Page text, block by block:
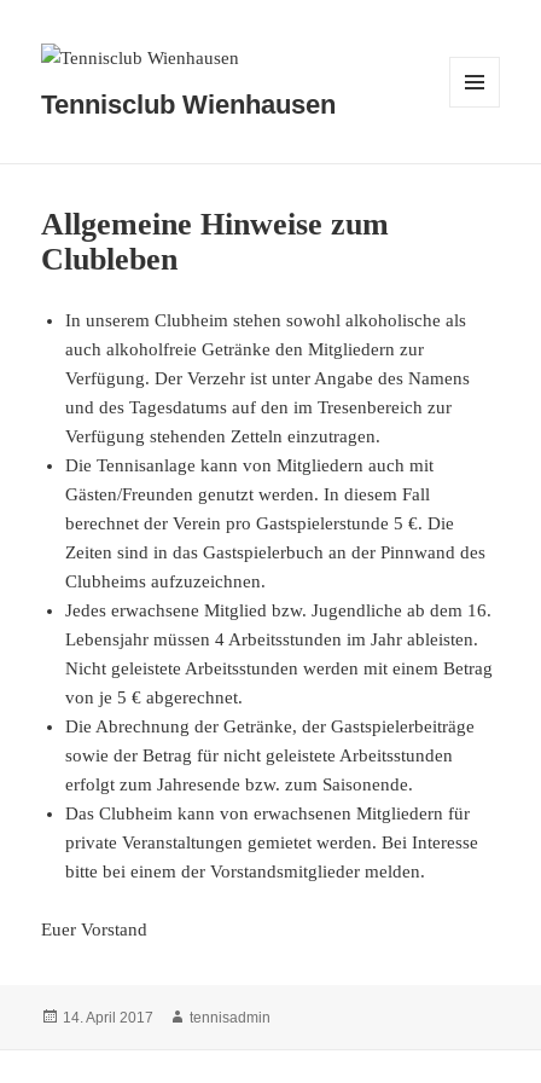
Tennisclub Wienhausen
Allgemeine Hinweise zum
Clubleben
In unserem Clubheim stehen sowohl alkoholische als
auch alkoholfreie Getränke den Mitgliedern zur
Verfügung. Der Verzehr ist unter Angabe des Namens
und des Tagesdatums auf den im Tresenbereich zur
Verfügung stehenden Zetteln einzutragen.
Die Tennisanlage kann von Mitgliedern auch mit
Gästen/Freunden genutzt werden. In diesem Fall
berechnet der Verein pro Gastspielerstunde 5 €. Die
Zeiten sind in das Gastspielerbuch an der Pinnwand des
Clubheims aufzuzeichnen.
Jedes erwachsene Mitglied bzw. Jugendliche ab dem 16.
Lebensjahr müssen 4 Arbeitsstunden im Jahr ableisten.
Nicht geleistete Arbeitsstunden werden mit einem Betrag
von je 5 € abgerechnet.
Die Abrechnung der Getränke, der Gastspielerbeiträge
sowie der Betrag für nicht geleistete Arbeitsstunden
erfolgt zum Jahresende bzw. zum Saisonende.
Das Clubheim kann von erwachsenen Mitgliedern für
private Veranstaltungen gemietet werden. Bei Interesse
bitte bei einem der Vorstandsmitglieder melden.
Euer Vorstand
Veröffentlicht
14. April 2017 Autor
tennisadmin